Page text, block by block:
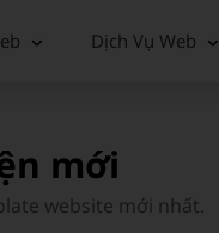
Dịch Vụ Web
mới
website mới nhất.